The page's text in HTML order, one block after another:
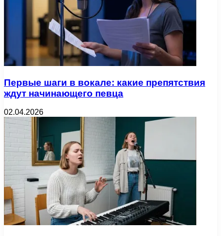
Первые шаги в вокале: какие препятствия
ждут начинающего певца
02.04.2026